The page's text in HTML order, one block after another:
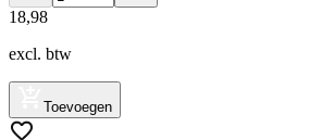
18,98
excl. btw
Toevoegen